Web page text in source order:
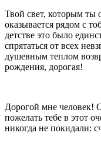
Твой свет, которым ты
оказывается рядом с
детстве это было
спрятаться от всех
душевным теплом
рождения, дорогая!
Дорогой мне человек!
пожелать тебе в этот
никогда не покидали: